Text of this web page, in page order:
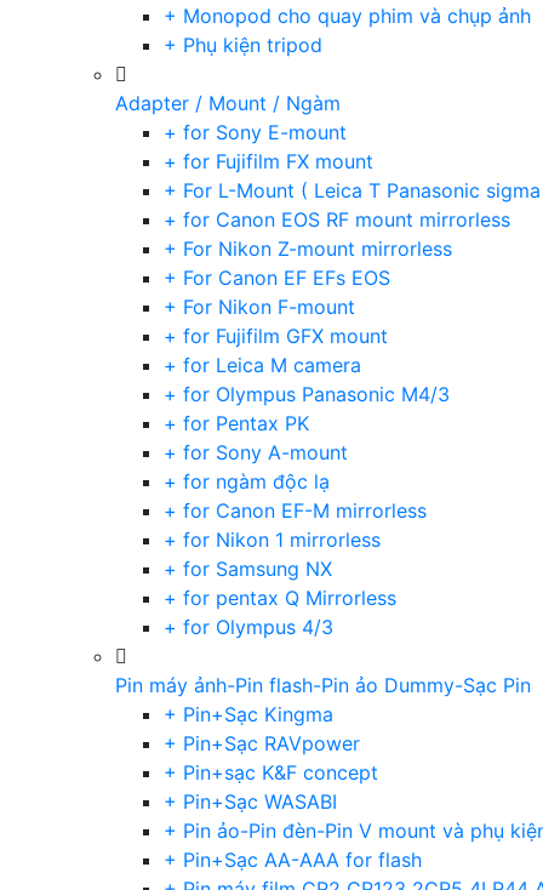
+ Monopod cho quay phim và chụp ảnh
+ Phụ kiện tripod
Adapter / Mount / Ngàm
+ for Sony E-mount
+ for Fujifilm FX mount
+ For L-Mount ( Leica T Panasonic
+ for Canon EOS RF mount mirrorless
+ For Nikon Z-mount mirrorless
+ For Canon EF EFs EOS
+ For Nikon F-mount
+ for Fujifilm GFX mount
+ for Leica M camera
+ for Olympus Panasonic M4/3
+ for Pentax PK
+ for Sony A-mount
+ for ngàm độc lạ
+ for Canon EF-M mirrorless
+ for Nikon 1 mirrorless
+ for Samsung NX
+ for pentax Q Mirrorless
+ for Olympus 4/3
Pin máy ảnh-Pin flash-Pin ảo Dummy-Sạc Pin
+ Pin+Sạc Kingma
+ Pin+Sạc RAVpower
+ Pin+sạc K&F concept
+ Pin+Sạc WASABI
+ Pin ảo-Pin đèn-Pin V mount và phụ
+ Pin+Sạc AA-AAA for flash